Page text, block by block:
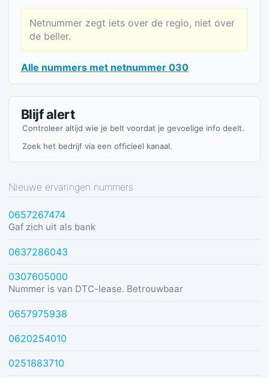
Netnummer zegt iets over de regio, niet over
de beller.
Alle nummers met netnummer 030
Blijf alert
Controleer altijd wie je belt voordat je gevoelige info deelt.
Zoek het bedrijf via een officieel kanaal.
Nieuwe ervaringen nummers
0657267474
Gaf zich uit als bank
0637286043
0307605000
Nummer is van DTC-lease. Betrouwbaar
0657975938
0620254010
0251883710